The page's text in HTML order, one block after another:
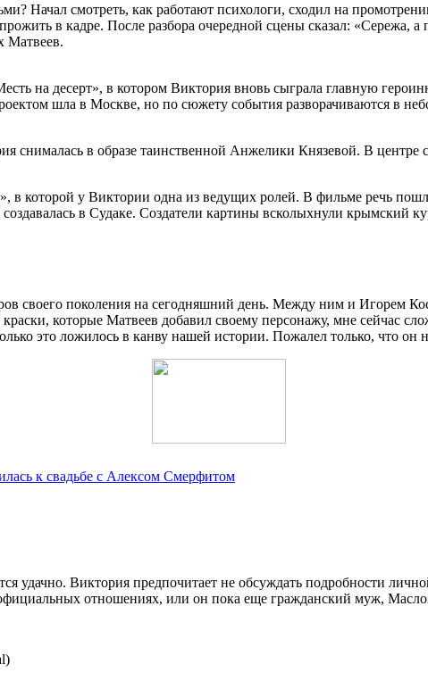
Начал смотреть, как работают психологи, сходил на
в кадре. После разбора очередной сцены сказал: «Сережа, а
Матвеев.
на десерт», в котором Виктория вновь сыграла главную
шла в Москве, но по сюжету события разворачиваются в
снималась в образе таинственной Анжелики Князевой. В центре
в которой у Виктории одна из ведущих ролей. В фильме речь
в Судаке. Создатели картины всколыхнули крымский
своего поколения на сегодняшний день. Между ним и Игорем
которые Матвеев добавил своему персонажу, мне сейчас
это ложилось в канву нашей истории. Пожалел только, что он
к свадьбе с Алексом Смерфитом
удачно. Виктория предпочитает не обсуждать подробности
отношениях, или он пока еще гражданский муж,